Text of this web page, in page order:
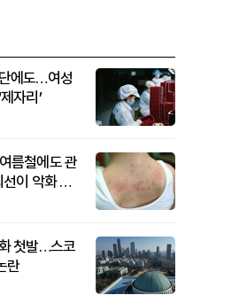
에도…여성
자리’
름철에도 관
선이 악화 요
첫발…스코
란